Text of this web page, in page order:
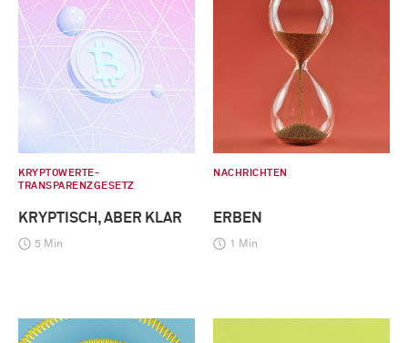
KRYPTOWERTE-
TRANSPARENZGESETZ
KRYPTISCH, ABER KLAR
5 Min
NACHRICHTEN
ERBEN
1 Min